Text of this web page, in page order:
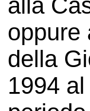
alla
oppure
della
1994